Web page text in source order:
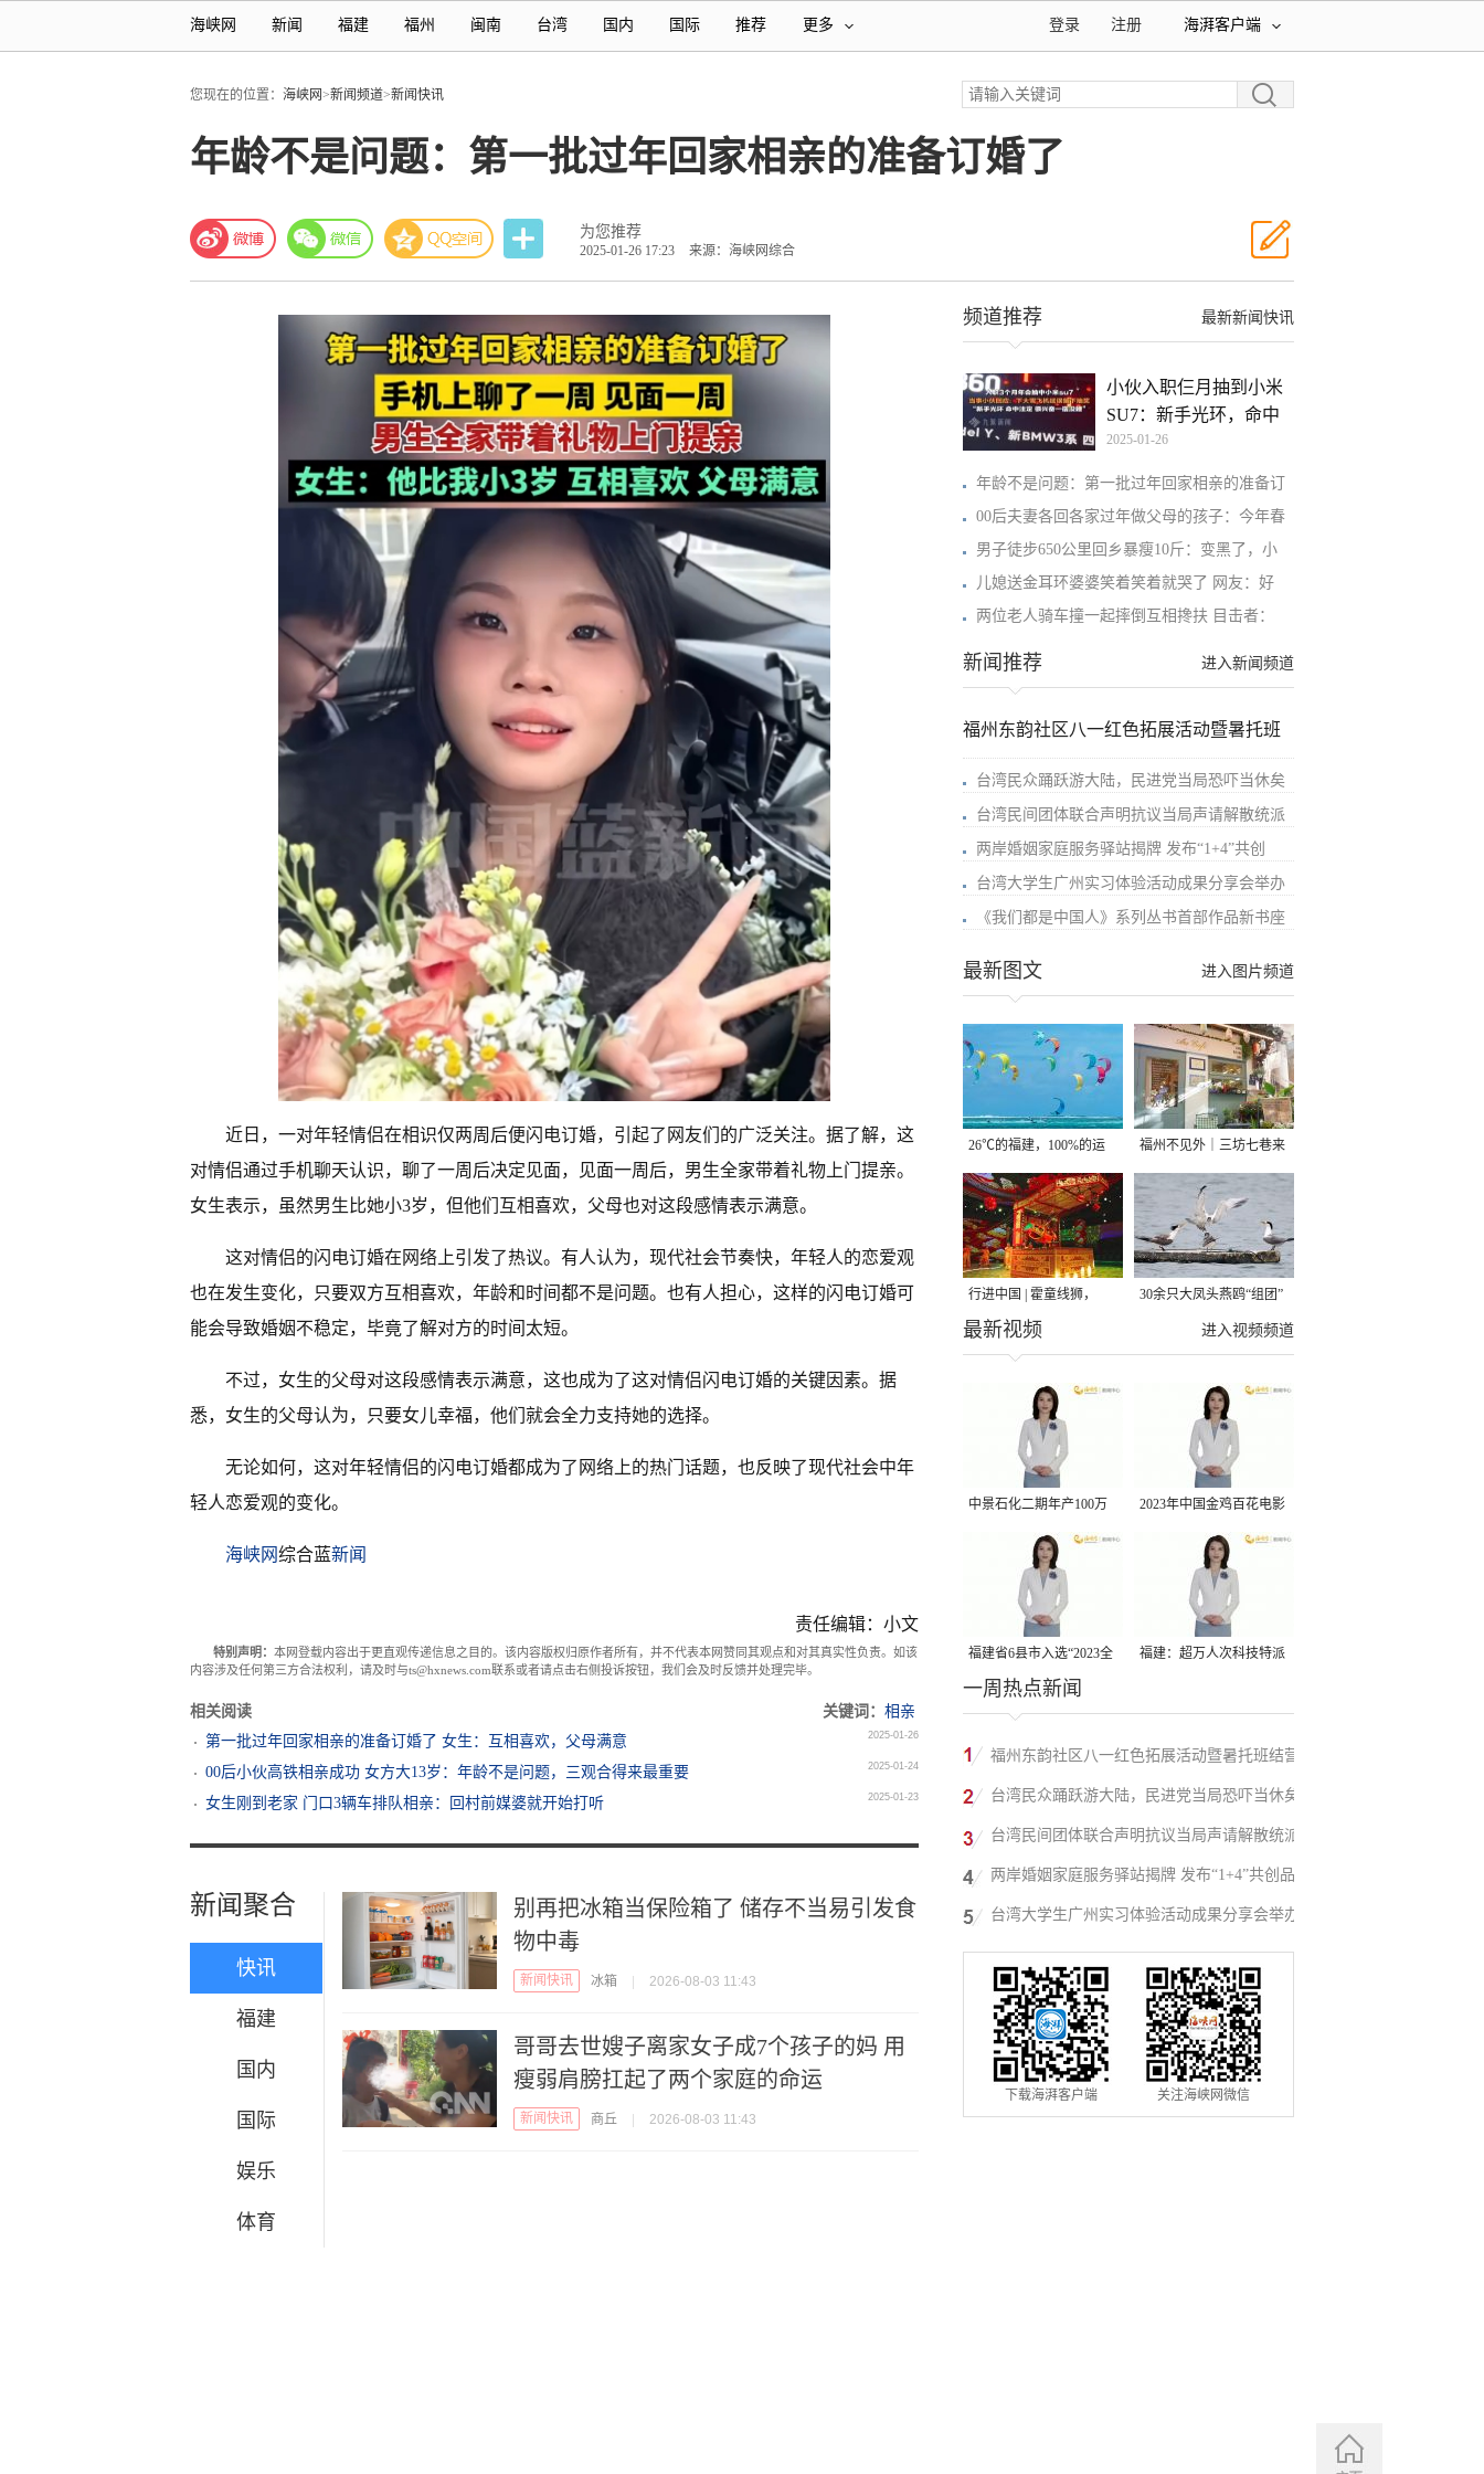
海峡网 新闻 福建 福州 闽南 台湾 国内 国际 推荐 更多 海湃客户端
注册
登录
您现在的位置： 海峡网>新闻频道>新闻快讯
年龄不是问题：第一批过年回家相亲的准备订婚了
为您推荐
2025-01-26 17:23 来源：海峡网综合
近日，一对年轻情侣在相识仅两周后便闪电订婚，引起了网友们的广泛关注。据了解，这
对情侣通过手机聊天认识，聊了一周后决定见面，见面一周后，男生全家带着礼物上门提亲。
女生表示，虽然男生比她小3岁，但他们互相喜欢，父母也对这段感情表示满意。
这对情侣的闪电订婚在网络上引发了热议。有人认为，现代社会节奏快，年轻人的恋爱观
也在发生变化，只要双方互相喜欢，年龄和时间都不是问题。也有人担心，这样的闪电订婚可
能会导致婚姻不稳定，毕竟了解对方的时间太短。
不过，女生的父母对这段感情表示满意，这也成为了这对情侣闪电订婚的关键因素。据
悉，女生的父母认为，只要女儿幸福，他们就会全力支持她的选择。
无论如何，这对年轻情侣的闪电订婚都成为了网络上的热门话题，也反映了现代社会中年
轻人恋爱观的变化。
海峡网综合蓝新闻
责任编辑：小文
特别声明： 本网登载内容出于更直观传递信息之目的。该内容版权归原作者所有，并不代表本网赞同其观点和对其真实性负责。如该
内容涉及任何第三方合法权利，请及时与ts@hxnews.com联系或者请点击右侧投诉按钮，我们会及时反馈并处理完毕。
相关阅读 关键词： 相亲
第一批过年回家相亲的准备订婚了 女生：互相喜欢，父母满意
2025-01-26
00后小伙高铁相亲成功 女方大13岁：年龄不是问题，三观合得来最重要 2025-01-24
女生刚到老家 门口3辆车排队相亲：回村前媒婆就开始打听 2025-01-23
新闻聚合
快讯
福建
国内
国际
娱乐
体育
别再把冰箱当保险箱了 储存不当易引发食
物中毒
新闻快讯 冰箱 2026-08-03 11:43
哥哥去世嫂子离家女子成7个孩子的妈 用
瘦弱肩膀扛起了两个家庭的命运
新闻快讯 商丘 2026-08-03 11:43
最新新闻快讯
频道推荐
小伙入职仨月抽到小米
SU7：新手光环，命中
注
2025-01-26
年龄不是问题：第一批过年回家相亲的准备订
00后夫妻各回各家过年做父母的孩子：今年春
男子徒步650公里回乡暴瘦10斤：变黑了，小
儿媳送金耳环婆婆笑着笑着就哭了 网友：好
两位老人骑车撞一起摔倒互相搀扶 目击者：
进入新闻频道
新闻推荐
福州东韵社区八一红色拓展活动暨暑托班
台湾民众踊跃游大陆，民进党当局恐吓当休矣
台湾民间团体联合声明抗议当局声请解散统派
两岸婚姻家庭服务驿站揭牌 发布“1+4”共创
台湾大学生广州实习体验活动成果分享会举办
《我们都是中国人》系列丛书首部作品新书座
进入图片频道
最新图文
26℃的福建，100%的运
动激情！
福州不见外｜三坊七巷来
了咖啡“洋掌柜”
行进中国 | 霍童线狮，
“飞”起！
30余只大凤头燕鸥“组团”
做客 厦门集美滨海生态画
进入视频频道
最新视频
中景石化二期年产100万
吨丙烷脱氢项目建成中交
2023年中国金鸡百花电影
节有福电影巡展31日启动
福建省6县市入选“2023全
国县域发展潜力百强县”
福建：超万人次科技特派
一周热点新闻
福州东韵社区八一红色拓展活动暨暑托班结营
仪式圆满落幕
台湾民众踊跃游大陆，民进党当局恐吓当休矣
台湾民间团体联合声明抗议当局声请解散统派
政党
两岸婚姻家庭服务驿站揭牌 发布“1+4”共创品牌
项目
台湾大学生广州实习体验活动成果分享会举办
下载海湃客户端 关注海峡网微信